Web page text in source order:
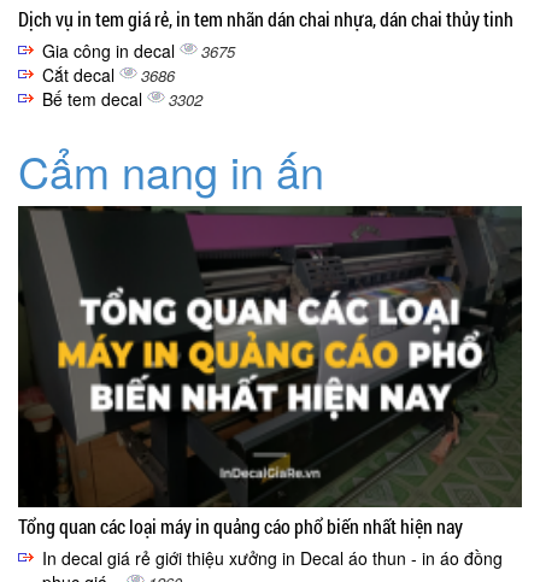
Dịch vụ in tem giá rẻ, in tem nhãn dán chai nhựa, dán chai thủy tinh
Gia công in decal 3675
Cắt decal 3686
Bế tem decal 3302
Cẩm nang in ấn
Tổng quan các loại máy in quảng cáo phổ biến nhất hiện nay
In decal giá rẻ giới thiệu xưởng in Decal áo thun - in áo đồng